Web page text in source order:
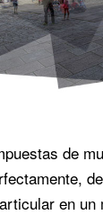
de
en un